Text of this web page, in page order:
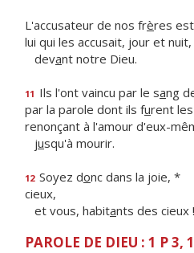
L'accusateur de nos frères
lui qui les accusait, jour et nuit,
devant notre Dieu.
11 Ils l'ont vaincu par le sang
par la parole dont ils furent
renonçant à l'amour d'eux-
jusqu'à mourir.
12 Soyez donc dans la joie, *
cieux,
et vous, habitants des cieux !
PAROLE DE DIEU : 1 P 3,